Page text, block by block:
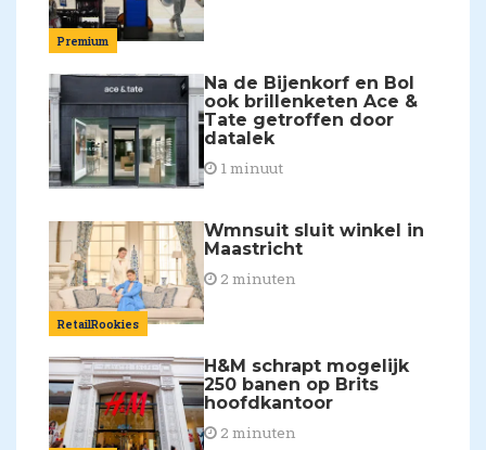
Premium
Na de Bijenkorf en Bol
ook brillenketen Ace &
Tate getroffen door
datalek
1 minuut
RetailRookies
Wmnsuit sluit winkel in
Maastricht
2 minuten
H&M schrapt mogelijk
250 banen op Brits
hoofdkantoor
2 minuten